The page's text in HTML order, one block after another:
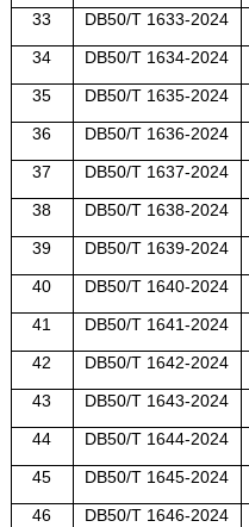
33 DB50/T 1633-2024
34 DB50/T 1634-2024
35 DB50/T 1635-2024
36 DB50/T 1636-2024
37 DB50/T 1637-2024
38 DB50/T 1638-2024
39 DB50/T 1639-2024
40 DB50/T 1640-2024
41 DB50/T 1641-2024
42 DB50/T 1642-2024
43 DB50/T 1643-2024
44
DB50/T 1644-2024
45
DB50/T 1645-2024
46
DB50/T 1646-2024